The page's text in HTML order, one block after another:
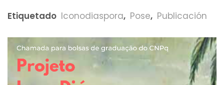
Etiquetado Iconodiaspora, Pose, Publicación